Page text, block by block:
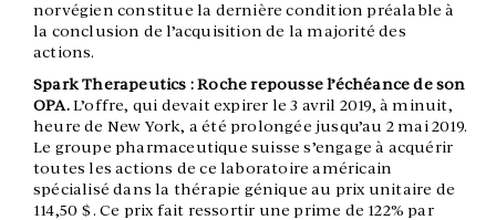
norvégien constitue la dernière condition préalable à
la conclusion de l’acquisition de la majorité des
actions.
Spark Therapeutics : Roche repousse l’échéance de son
OPA.L’offre, qui devait expirer le 3 avril 2019, à minuit,
heure de New York, a été prolongée jusqu’au 2 mai 2019.
Le groupe pharmaceutique suisse s’engage à acquérir
toutes les actions de ce laboratoire américain
spécialisé dans la thérapie génique au prix unitaire de
114,50 $. Ce prix fait ressortir une prime de 122% par